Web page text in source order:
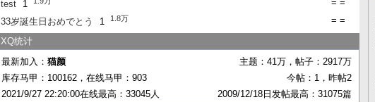
= =
test 1
= =
33岁誕生日おめでとう 1 1.8万
XQ统计
主题：41万，帖子：2917万
最新加入： 猫颜
今帖：1，昨帖2
库存马甲：100162，在线马甲：903
2009/12/18日发帖最高：31075篇
2021/9/27 22:20:00在线最高：33045人